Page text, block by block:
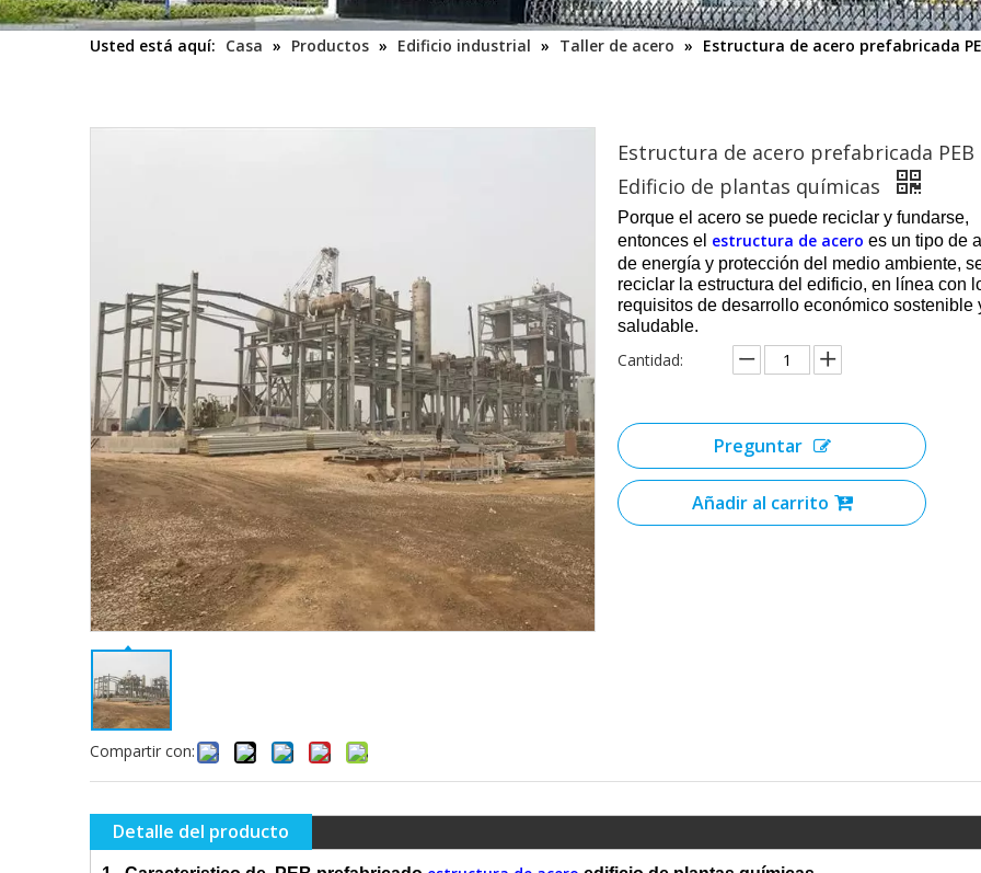
Usted está aquí: Casa » Productos » Edificio industrial » Taller de acero » Estructura de acero prefabricada
Compartir con:
Estructura de acero prefabricada PEB
Edificio de plantas químicas
Porque el acero se puede reciclar y fundarse,
entonces el estructura de acero es un tipo de
de energía y protección del medio ambiente,
reciclar la estructura del edificio, en línea con
requisitos de desarrollo económico sostenible
saludable.
Cantidad:
Preguntar
Añadir al carrito
Detalle del producto